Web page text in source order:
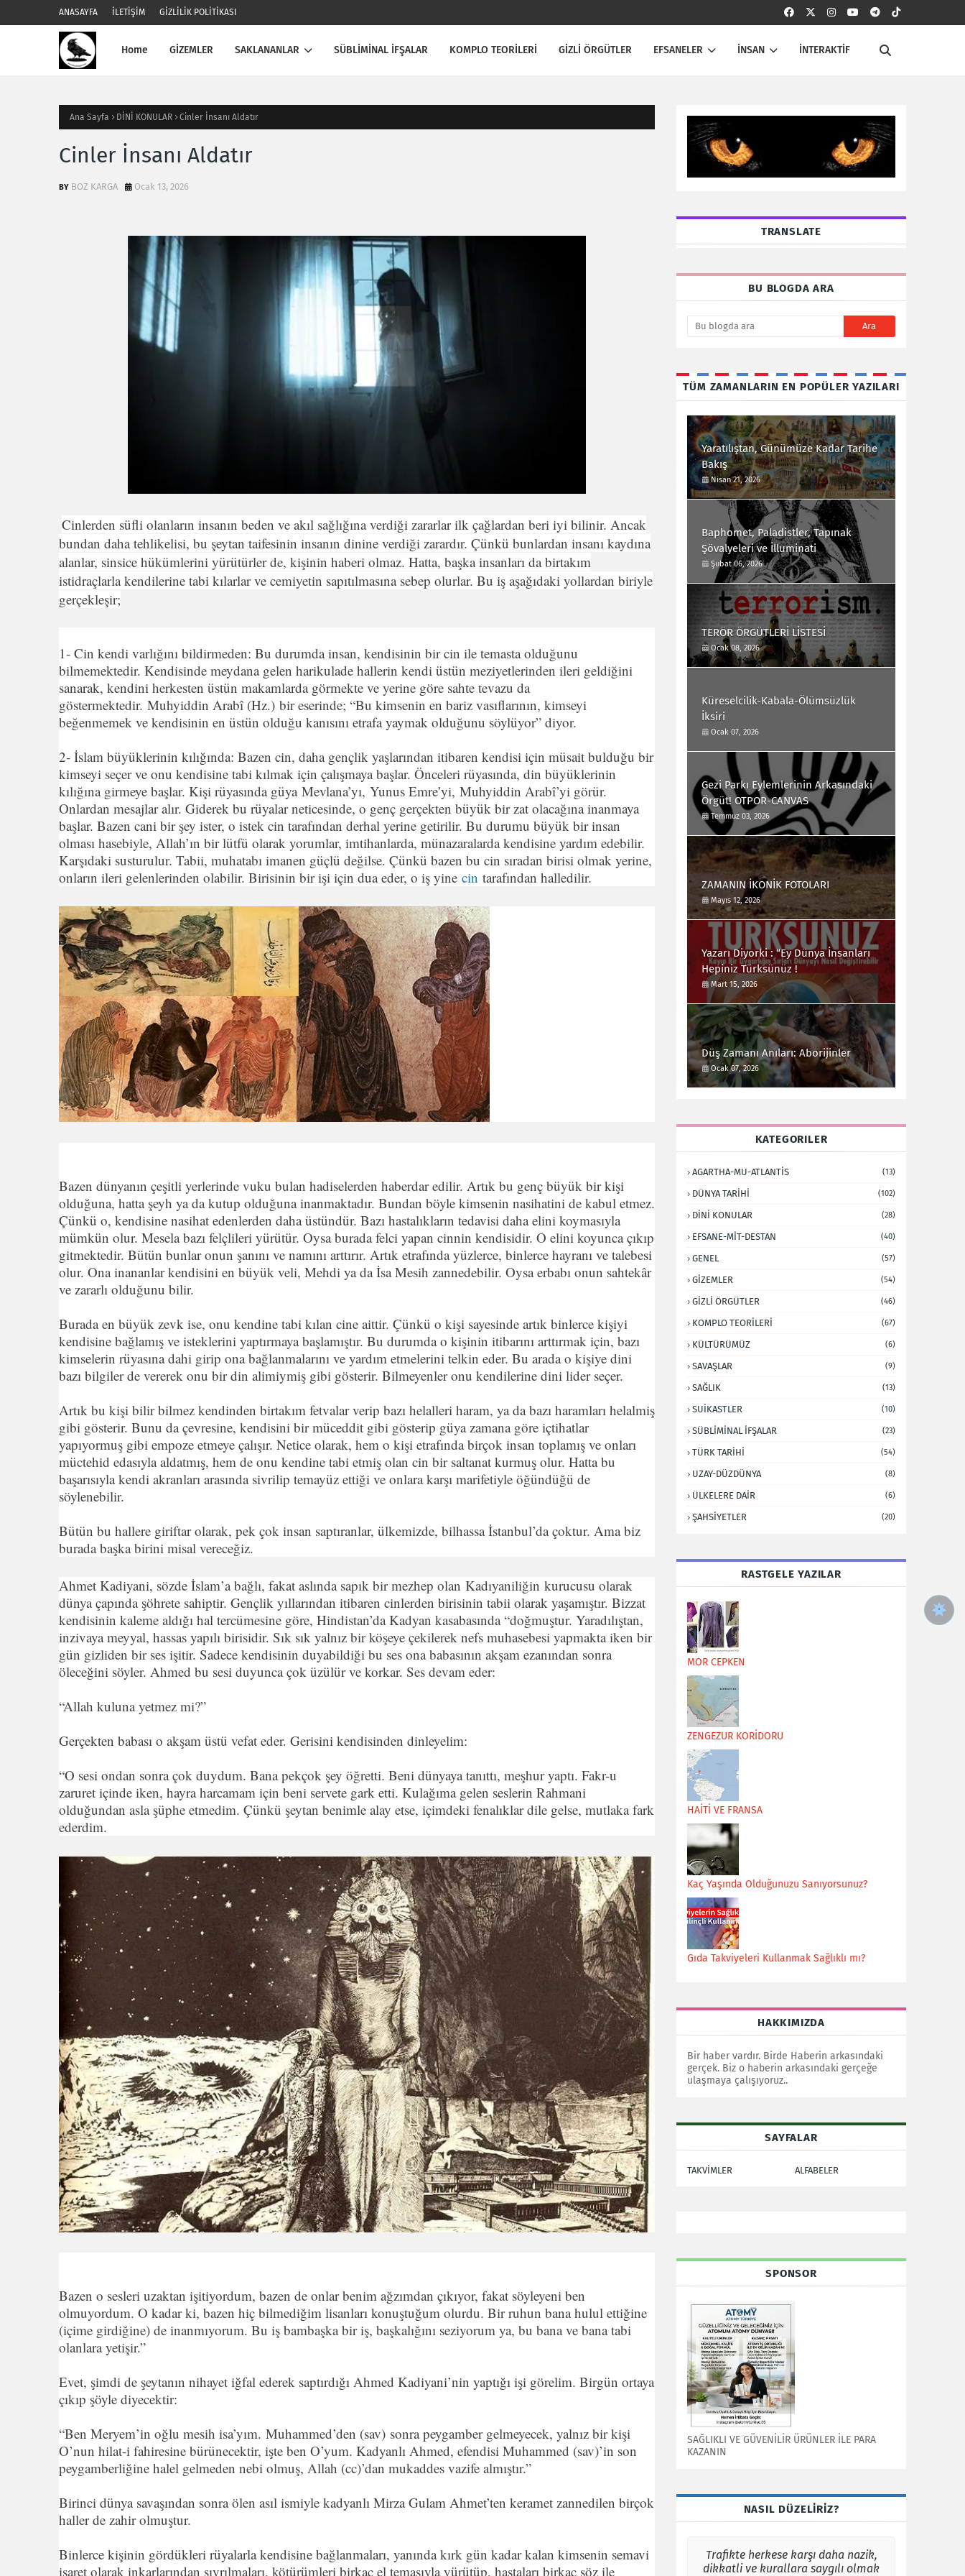
ANASAYFA İLETİŞİM GİZLİLİK POLİTİKASI
Home GİZEMLER SAKLANANLAR SÜBLİMİNAL İFŞALAR KOMPLO TEORİLERİ GİZLİ ÖRGÜTLER EFSANELER İNSAN İNTERAKTİF
Ana Sayfa DİNİ KONULAR Cinler İnsanı Aldatır
Cinler İnsanı Aldatır
BOZ KARGA Ocak 13, 2026
Cinlerden süfli olanların insanın beden ve akıl sağlığına verdiği zararlar ilk çağlardan beri iyi bilinir. Ancak
bundan daha tehlikelisi, bu şeytan taifesinin insanın dinine verdiği zarardır. Çünkü bunlardan insanı kaydına
alanlar, sinsice hükümlerini yürütürler de, kişinin haberi olmaz. Hatta, başka insanları da birtakım
istidraçlarla kendilerine tabi kılarlar ve cemiyetin sapıtılmasına sebep olurlar. Bu iş aşağıdaki yollardan biriyle
gerçekleşir;
1- Cin kendi varlığını bildirmeden: Bu durumda insan, kendisinin bir cin ile temasta olduğunu
bilmemektedir. Kendisinde meydana gelen harikulade hallerin kendi üstün meziyetlerinden ileri geldiğini
sanarak, kendini herkesten üstün makamlarda görmekte ve yerine göre sahte tevazu da
göstermektedir. Muhyiddin Arabî (Hz.) bir eserinde; “Bu kimsenin en bariz vasıflarının, kimseyi
beğenmemek ve kendisinin en üstün olduğu kanısını etrafa yaymak olduğunu söylüyor” diyor.
2- İslam büyüklerinin kılığında: Bazen cin, daha gençlik yaşlarından itibaren kendisi için müsait bulduğu bir
kimseyi seçer ve onu kendisine tabi kılmak için çalışmaya başlar. Önceleri rüyasında, din büyüklerinin
kılığına girmeye başlar. Kişi rüyasında güya Mevlana’yı, Yunus Emre’yi, Muhyiddin Arabî’yi görür.
Onlardan mesajlar alır. Giderek bu rüyalar neticesinde, o genç gerçekten büyük bir zat olacağına inanmaya
başlar. Bazen cani bir şey ister, o istek cin tarafından derhal yerine getirilir. Bu durumu büyük bir insan
olması hasebiyle, Allah’ın bir lütfü olarak yorumlar, imtihanlarda, münazaralarda kendisine yardım edebilir.
Karşıdaki susturulur. Tabii, muhatabı imanen güçlü değilse. Çünkü bazen bu cin sıradan birisi olmak yerine,
onların ileri gelenlerinden olabilir. Birisinin bir işi için dua eder, o iş yine cin tarafından halledilir.
Bazen dünyanın çeşitli yerlerinde vuku bulan hadiselerden haberdar edilir. Artık bu genç büyük bir kişi
olduğuna, hatta şeyh ya da kutup olduğuna inanmaktadır. Bundan böyle kimsenin nasihatini de kabul etmez.
Çünkü o, kendisine nasihat edenlerden daha üstündür. Bazı hastalıkların tedavisi daha elini koymasıyla
mümkün olur. Mesela bazı felçlileri yürütür. Oysa burada felci yapan cinnin kendisidir. O elini koyunca çıkıp
gitmektedir. Bütün bunlar onun şanını ve namını arttırır. Artık etrafında yüzlerce, binlerce hayranı ve talebesi
olur. Ona inananlar kendisini en büyük veli, Mehdi ya da İsa Mesih zannedebilir. Oysa erbabı onun sahtekâr
ve zararlı olduğunu bilir.
Burada en büyük zevk ise, onu kendine tabi kılan cine aittir. Çünkü o kişi sayesinde artık binlerce kişiyi
kendisine bağlamış ve isteklerini yaptırmaya başlamıştır. Bu durumda o kişinin itibarını arttırmak için, bazı
kimselerin rüyasına dahi girip ona bağlanmalarını ve yardım etmelerini telkin eder. Bu arada o kişiye dini
bazı bilgiler de vererek onu bir din alimiymiş gibi gösterir. Bilmeyenler onu kendilerine dini lider seçer.
Artık bu kişi bilir bilmez kendinden birtakım fetvalar verip bazı helalleri haram, ya da bazı haramları helalmiş
gibi gösterir. Bunu da çevresine, kendisini bir müceddit gibi gösterip güya zamana göre içtihatlar
yapıyormuş gibi empoze etmeye çalışır. Netice olarak, hem o kişi etrafında birçok insan toplamış ve onları
müctehid edasıyla aldatmış, hem de onu kendine tabi etmiş olan cin bir saltanat kurmuş olur. Hatta bu
başarısıyla kendi akranları arasında sivrilip temayüz ettiği ve onlara karşı marifetiyle öğündüğü de
söylenebilir.
Bütün bu hallere giriftar olarak, pek çok insan saptıranlar, ülkemizde, bilhassa İstanbul’da çoktur. Ama biz
burada başka birini misal vereceğiz.
Ahmet Kadiyani, sözde İslam’a bağlı, fakat aslında sapık bir mezhep olan Kadıyaniliğin kurucusu olarak
dünya çapında şöhrete sahiptir. Gençlik yıllarından itibaren cinlerden birisinin tabii olarak yaşamıştır. Bizzat
kendisinin kaleme aldığı hal tercümesine göre, Hindistan’da Kadyan kasabasında “doğmuştur. Yaradılıştan,
inzivaya meyyal, hassas yapılı birisidir. Sık sık yalnız bir köşeye çekilerek nefs muhasebesi yapmakta iken bir
gün gizliden bir ses işitir. Sadece kendisinin duyabildiği bu ses ona babasının akşam ezanından sonra
öleceğini söyler. Ahmed bu sesi duyunca çok üzülür ve korkar. Ses devam eder:
“Allah kuluna yetmez mi?”
Gerçekten babası o akşam üstü vefat eder. Gerisini kendisinden dinleyelim:
“O sesi ondan sonra çok duydum. Bana pekçok şey öğretti. Beni dünyaya tanıttı, meşhur yaptı. Fakr-u
zaruret içinde iken, hayra harcamam için beni servete gark etti. Kulağıma gelen seslerin Rahmani
olduğundan asla şüphe etmedim. Çünkü şeytan benimle alay etse, içimdeki fenalıklar dile gelse, mutlaka fark
ederdim.
Bazen o sesleri uzaktan işitiyordum, bazen de onlar benim ağzımdan çıkıyor, fakat söyleyeni ben
olmuyordum. O kadar ki, bazen hiç bilmediğim lisanları konuştuğum olurdu. Bir ruhun bana hulul ettiğine
(içime girdiğine) de inanmıyorum. Bu iş bambaşka bir iş, başkalığını seziyorum ya, bu bana ve bana tabi
olanlara yetişir.”
Evet, şimdi de şeytanın nihayet iğfal ederek saptırdığı Ahmed Kadiyani’nin yaptığı işi görelim. Birgün ortaya
çıkıp şöyle diyecektir:
“Ben Meryem’in oğlu mesih isa’yım. Muhammed’den (sav) sonra peygamber gelmeyecek, yalnız bir kişi
O’nun hilat-i fahiresine bürünecektir, işte ben O’yum. Kadyanlı Ahmed, efendisi Muhammed (sav)’in son
peygamberliğine halel gelmeden nebi olmuş, Allah (cc)’dan mukaddes vazife almıştır.”
Birinci dünya savaşından sonra ölen asıl ismiyle kadyanlı Mirza Gulam Ahmet’ten keramet zannedilen birçok
haller de zahir olmuştur.
Binlerce kişinin gördükleri rüyalarla kendisine bağlanmaları, yanında kırk gün kadar kalan kimsenin semavi
işaret olarak inkarlarından sıyrılmaları, kötürümleri birkaç el temasıyla yürütüp, hastaları birkaç söz ile
TRANSLATE
BU BLOGDA ARA
TÜM ZAMANLARIN EN POPÜLER YAZILARI
Yaratılıştan, Günümüze Kadar Tarihe
Bakış
Nisan 21, 2026
Baphomet, Paladistler, Tapınak
Şövalyeleri ve İlluminati
Şubat 06, 2026
TERÖR ÖRGÜTLERİ LİSTESİ
Ocak 08, 2026
Küreselcilik-Kabala-Ölümsüzlük
İksiri
Ocak 07, 2026
Gezi Parkı Eylemlerinin Arkasındaki
Örgüt! OTPOR-CANVAS
Temmuz 03, 2026
ZAMANIN İKONİK FOTOLARI
Mayıs 12, 2026
Yazarı Diyorki : “Ey Dünya İnsanları
Hepiniz Türksünüz !
Mart 15, 2026
Düş Zamanı Anıları: Aborijinler
Ocak 07, 2026
KATEGORILER
AGARTHA-MU-ATLANTİS (13)
DÜNYA TARİHİ (102)
DİNİ KONULAR (28)
EFSANE-MİT-DESTAN (40)
GENEL (57)
GİZEMLER (54)
GİZLİ ÖRGÜTLER (46)
KOMPLO TEORİLERİ (67)
KÜLTÜRÜMÜZ (6)
SAVAŞLAR (9)
SAĞLIK (13)
SUİKASTLER (10)
SÜBLİMİNAL İFŞALAR (23)
TÜRK TARİHİ (54)
UZAY-DÜZDÜNYA (8)
ÜLKELERE DAİR (6)
ŞAHSİYETLER (20)
RASTGELE YAZILAR
MOR CEPKEN
ZENGEZUR KORİDORU
HAİTİ VE FRANSA
Kaç Yaşında Olduğunuzu Sanıyorsunuz?
Gıda Takviyeleri Kullanmak Sağlıklı mı?
HAKKIMIZDA
Bir haber vardır. Birde Haberin arkasındaki
gerçek. Biz o haberin arkasındaki gerçeğe
ulaşmaya çalışıyoruz..
SAYFALAR
TAKVİMLER ALFABELER
SPONSOR
SAĞLIKLI VE GÜVENİLİR ÜRÜNLER İLE PARA
KAZANIN
NASIL DÜZELİRİZ?
Trafikte herkese karşı daha nazik,
dikkatli ve kurallara saygılı olmak